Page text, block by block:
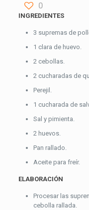
0
INGREDIENTES
3 supremas de
1 clara de huevo.
2 cebollas.
2 cucharadas de
Perejil.
1 cucharada de
Sal y pimienta.
2 huevos.
Pan rallado.
Aceite para freír.
ELABORACIÓN
Procesar las
cebolla rallada.